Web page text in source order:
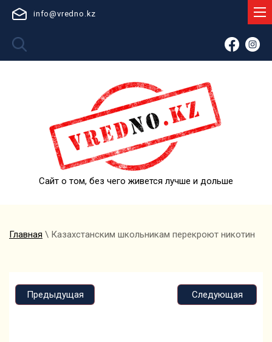
info@vredno.kz
Сайт о том, без чего живется лучше и дольше
Главная \ Казахстанским школьникам перекроют никотин
Предыдущая Следующая